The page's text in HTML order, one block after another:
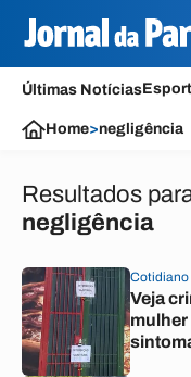
Últimas Notícias
Home>negligência
Resultados
negligência
Cotidiano
Veja
mulher